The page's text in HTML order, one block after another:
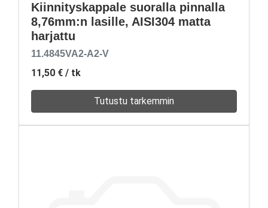
Kiinnityskappale suoralla pinnalla
8,76mm:n lasille, AISI304 matta
harjattu
11.4845VA2-A2-V
11,50 € / tk
Tutustu tarkemmin